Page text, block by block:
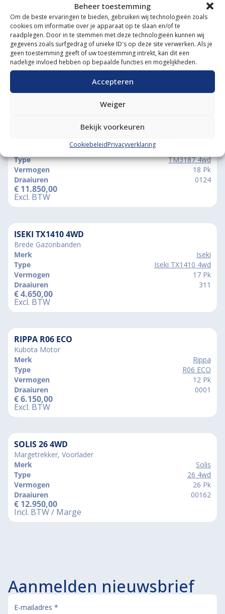
Beheer toestemming
Om de beste ervaringen te bieden, gebruiken wij technologieën zoals
cookies om informatie over je apparaat op te slaan en/of te
raadplegen. Door in te stemmen met deze technologieën kunnen wij
gegevens zoals surfgedrag of unieke ID's op deze site verwerken. Als je
geen toestemming geeft of uw toestemming intrekt, kan dit een
nadelige invloed hebben op bepaalde functies en mogelijkheden.
Accepteren
Weiger
Bekijk voorkeuren
CookiebeleidPrivacyverklaring
Grootste in kleine tractoren
Vergelijkbare producten
ISEKI TM3187 4WD
Luxe afkoppelbare voorlader
Type
TM3187 4wd
Vermogen
18 Pk
Draaiuren
0124
€ 11.850,00
Excl. BTW
ISEKI TX1410 4WD
Brede Gazonbanden
Merk
Iseki
Type
Iseki TX1410 4wd
Vermogen
17 Pk
Draaiuren
311
€4.650,00
Excl. BTW
RIPPA R06 ECO
Kubota Motor
Merk
Rippa
Type
R06 ECO
Vermogen
12 Pk
Draaiuren
0001
€6.150,00
Excl. BTW
SOLIS 26 4WD
Margetrekker, Voorlader
Merk
Solis
Type
26 4wd
Vermogen
26 Pk
Draaiuren
00162
€ 12.950,00
Incl. BTW / Marge
Aanmelden nieuwsbrief